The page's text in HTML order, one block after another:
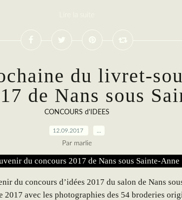
du livret-
de Nans sous
CONCOURS d'IDEES
12.09.2017
Par marlie
du concours d’idées 2017 du salon de Nans
2017 avec les photographies des 54 broderies